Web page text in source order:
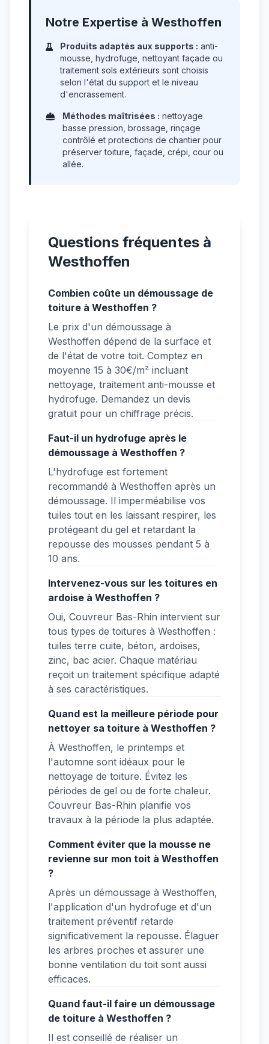
Notre Expertise à Westhoffen
Produits adaptés aux supports : anti-
mousse, hydrofuge, nettoyant façade ou
traitement sols extérieurs sont choisis
selon l'état du support et le niveau
d'encrassement.
Méthodes maîtrisées : nettoyage
basse pression, brossage, rinçage
contrôlé et protections de chantier pour
préserver toiture, façade, crépi, cour ou
allée.
Questions fréquentes à
Westhoffen
Combien coûte un démoussage de
toiture à Westhoffen ?
Le prix d'un démoussage à
Westhoffen dépend de la surface et
de l'état de votre toit. Comptez en
moyenne 15 à 30€/m² incluant
nettoyage, traitement anti-mousse et
hydrofuge. Demandez un devis
gratuit pour un chiffrage précis.
Faut-il un hydrofuge après le
démoussage à Westhoffen ?
L'hydrofuge est fortement
recommandé à Westhoffen après un
démoussage. Il imperméabilise vos
tuiles tout en les laissant respirer, les
protégeant du gel et retardant la
repousse des mousses pendant 5 à
10 ans.
Intervenez-vous sur les toitures en
ardoise à Westhoffen ?
Oui, Couvreur Bas-Rhin intervient sur
tous types de toitures à Westhoffen :
tuiles terre cuite, béton, ardoises,
zinc, bac acier. Chaque matériau
reçoit un traitement spécifique adapté
à ses caractéristiques.
Quand est la meilleure période pour
nettoyer sa toiture à Westhoffen ?
À Westhoffen, le printemps et
l'automne sont idéaux pour le
nettoyage de toiture. Évitez les
périodes de gel ou de forte chaleur.
Couvreur Bas-Rhin planifie vos
travaux à la période la plus adaptée.
Comment éviter que la mousse ne
revienne sur mon toit à Westhoffen
?
Après un démoussage à Westhoffen,
l'application d'un hydrofuge et d'un
traitement préventif retarde
significativement la repousse. Élaguer
les arbres proches et assurer une
bonne ventilation du toit sont aussi
efficaces.
Quand faut-il faire un démoussage
de toiture à Westhoffen ?
Il est conseillé de réaliser un